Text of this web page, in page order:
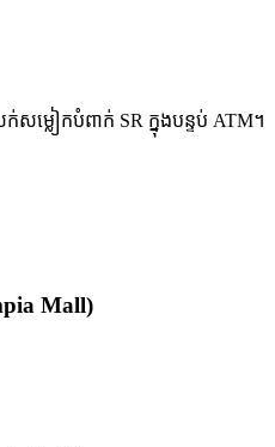
ម្លៀកបំពាក់ SR ក្នុងបន្ទប់ ATM។
Mall)